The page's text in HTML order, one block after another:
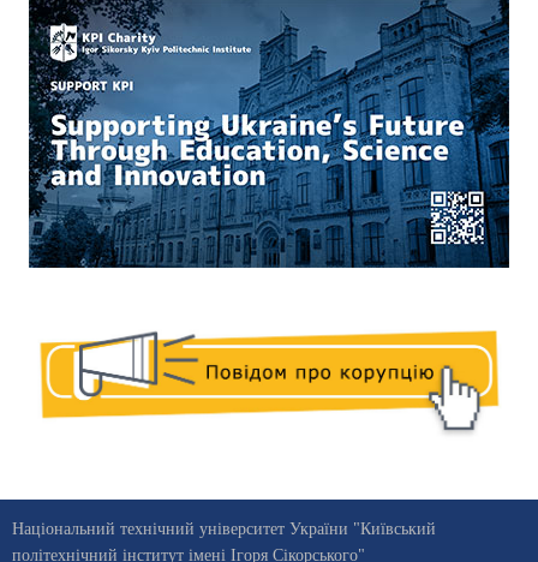
Національний технічний університет України "Київський
політехнічний інститут імені Ігоря Сікорського"